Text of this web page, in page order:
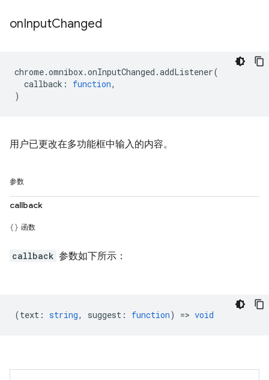
onInputChanged
chrome.omnibox.onInputChanged .addListener(
callback : function,
)
用户已更改在多功能框中输入的内容。
参数
callback
函数
callback 参数如下所示：
(text : string, suggest : function) => void